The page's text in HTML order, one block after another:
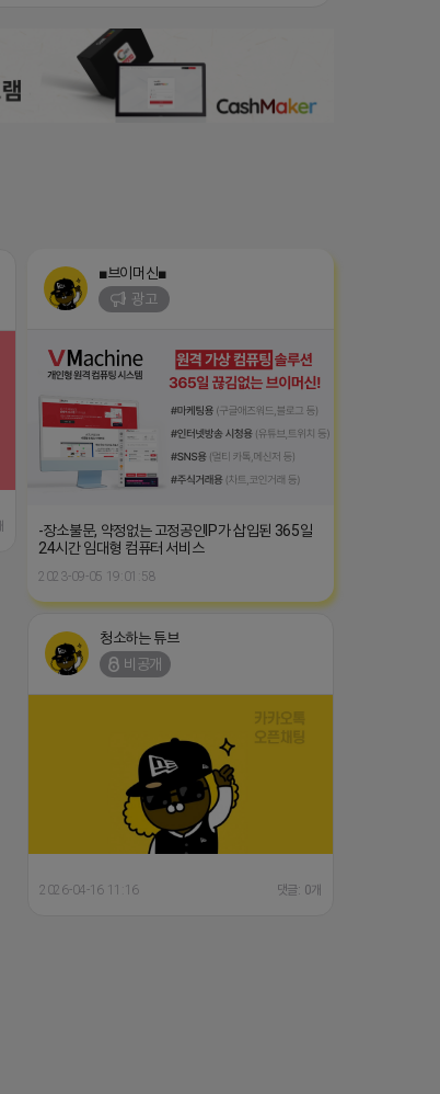
■브이머신■
광고
-장소불문, 약정없는 고정공인IP가 삽입된 365일
24시간 임대형 컴퓨터 서비스
2023-09-05 19:01:58
청소하는 튜브
비공개
2026-04-16 11:16 댓글: 0개